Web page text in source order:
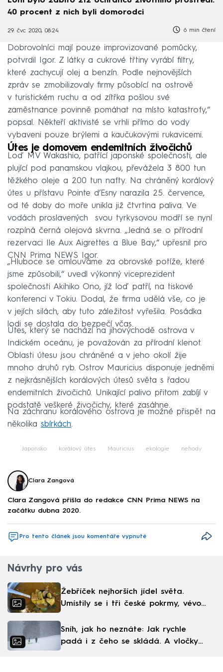
40 procent z nich byli domorodci
29. čvc 2020, 08:24 6 min čtení
Dobrovolníci mají pouze improvizované pomůcky,
potvrdil Igor. Z látky a cukrové třtiny vyrábí filtry,
které zachycují olej a benzín. Podle nejnovějších
zpráv se zmobilizovaly firmy působící na ostrově
v turistickém ruchu a od zítřka pošlou své
zaměstnance povinně pomáhat na místo katastrofy,“
popsal. Někteří aktivisté se vrhli přímo do vody
vybaveni pouze brýlemi a kaučukovými rukavicemi.
Útes je domovem endemitních živočichů
Loď MV Wakashio, patřící japonské společnosti, ale
plující pod panamskou vlajkou, převážela 3 800 tun
těžkého oleje a 200 tun nafty. Na chráněný korálový
útes u přístavu Pointe d’Esny narazila 25. července,
od té doby do moře unikla již čtvrtina paliva. Ve
vodách proslavených svou tyrkysovou modří se nyní
rozpíná černá olejová skvrna. „Jedná se o přírodní
rezervaci Ile Aux Aigrettes a Blue Bay,“ upřesnil pro
CNN Prima NEWS Igor.
„Hluboce se omlouváme za obrovské potíže, které
jsme způsobili,“ uvedl výkonný viceprezident
společnosti Akihiko Ono, jíž loď patří, na tiskové
konferenci v Tokiu. Dodal, že firma udělá vše, co je
v jejích silách, aby tuto záležitost vyřešila. Posádka
lodi se dostala do bezpečí včas.
Útes, který se nachází na jihovýchodě ostrova v
Indickém oceánu, je považován za přírodní klenot.
Oblasti útesu jsou chráněné a v jeho okolí žije
mnoho druhů ryb. Ostrov Mauricius disponuje jedněmi
z nejkrásnějších korálových útesů světa s řadou
endemitních živočichů. Unikající palivo přitom zabíjí v
podstatě veškeré živočichy, které zasáhne.
Na záchranu korálového ostrova je možné přispět na
několika sbírkách.
Japonsko korálový útes Mauricius ekologie nehody
Clara Zangová
Clara Zangová přišla do redakce CNN Prima NEWS na
začátku dubna 2020.
Pro tento článek jsou komentáře vypnuté
Návrhy pro vás
Žebříček nejhorších jídel světa.
Umístily se i tři české pokrmy, vévodí
Sníh, jak ho neznáte: Jak rychle
padá i z čeho se skládá. A vločky